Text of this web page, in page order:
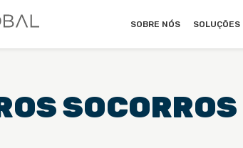
SOBRE NÓS SOLUÇÕES
SOCORROS